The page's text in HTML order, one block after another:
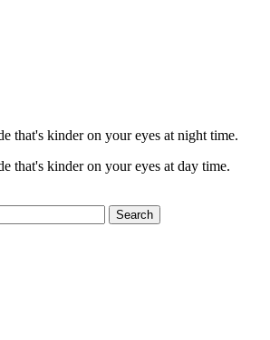
that's kinder on your eyes at night time.
that's kinder on your eyes at day time.
Search